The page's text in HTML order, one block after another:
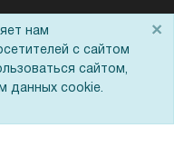
нам
с сайтом
сайтом,
данных cookie.
×
при